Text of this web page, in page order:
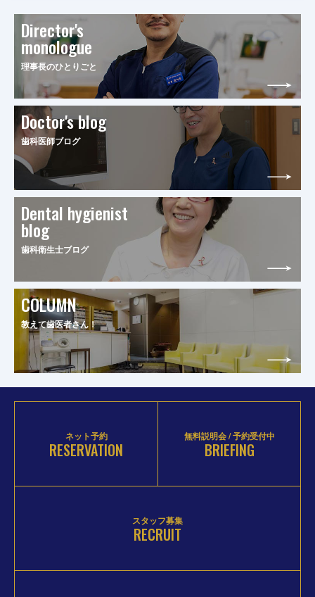
Director's
monologue
理事長のひとりごと
Doctor's blog
歯科医師ブログ
Dental hygienist
blog
歯科衛生士ブログ
COLUMN
教えて歯医者さん！
ネット予約
RESERVATION
無料説明会 / 予約受付中
BRIEFING
スタッフ募集
RECRUIT